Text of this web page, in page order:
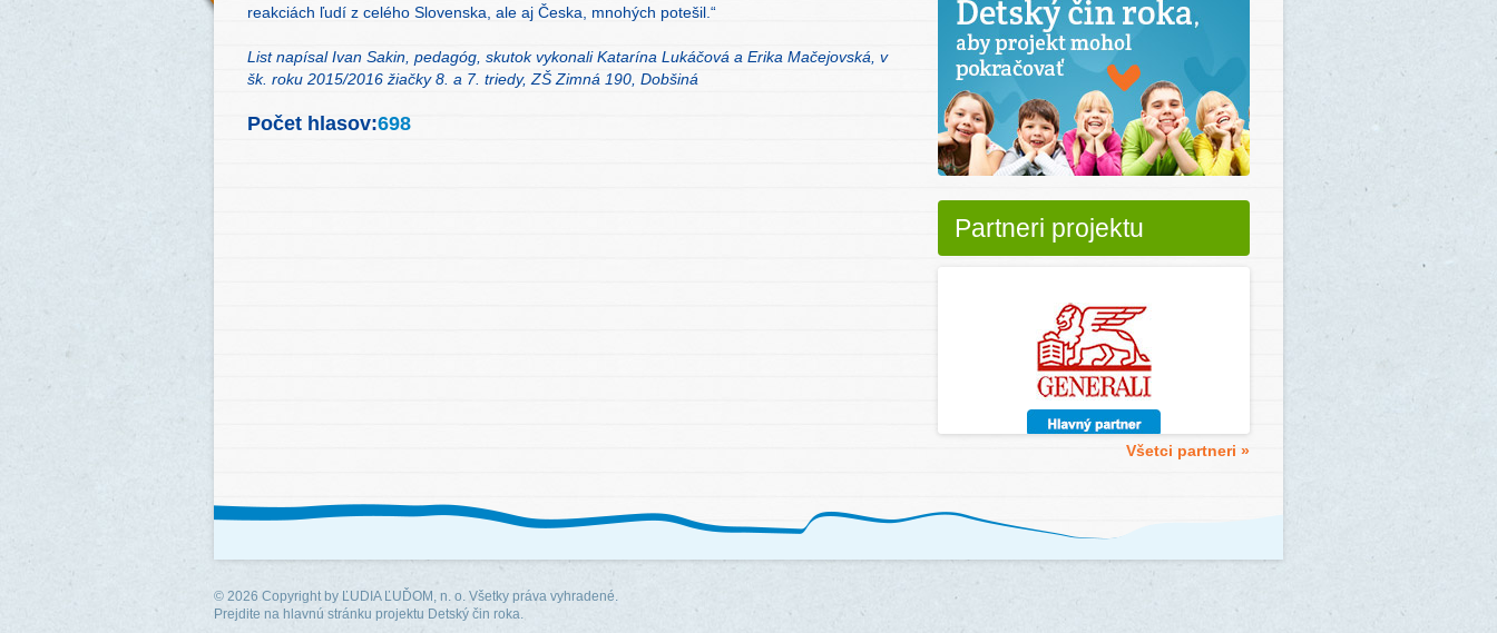
reakciách ľudí z celého Slovenska, ale aj Česka, mnohých potešil.“
List napísal Ivan Sakin, pedagóg, skutok vykonali Katarína Lukáčová a Erika Mačejovská, v
šk. roku 2015/2016 žiačky 8. a 7. triedy, ZŠ Zimná 190, Dobšiná
Počet hlasov:698
Partneri projektu
Všetci partneri »
© 2026 Copyright by ĽUDIA ĽUĎOM, n. o. Všetky práva vyhradené.
Prejdite na hlavnú stránku projektu Detský čin roka.